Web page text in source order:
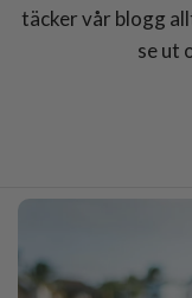
täcker vår blogg
se ut